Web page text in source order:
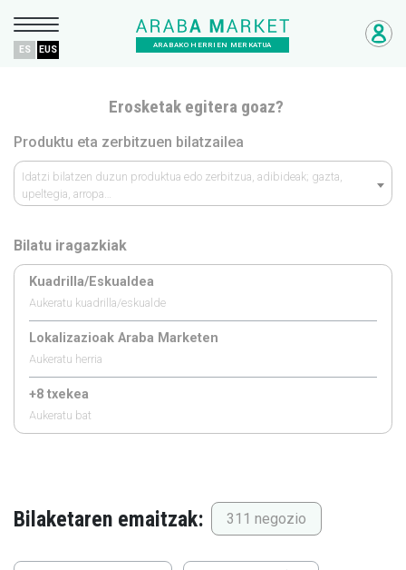
ARABAKO HERRIEN MERKATUA
ES EUS
Erosketak egitera goaz?
Produktu eta zerbitzuen bilatzailea
Idatzi bilatzen duzun produktua edo zerbitzua, adibideak; gazta,
upeltegia, arropa…
Bilatu iragazkiak
Kuadrilla/Eskualdea
Aukeratu kuadrilla/eskualde
Lokalizazioak Araba Marketen
Aukeratu herria
+8 txekea
Aukeratu bat
Bilaketaren emaitzak: 311 negozio